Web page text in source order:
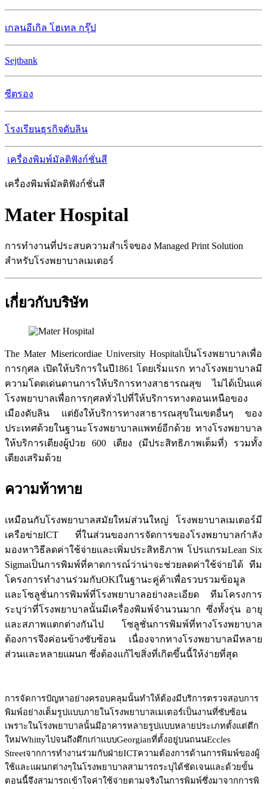
เกลนอีเกิล โฮเทล กรุ๊ป
Sejtbank
ซีตรอง
โรงเรียนธุรกิจดับลิน
เครื่องพิมพ์มัลติฟังก์ชั่นสี
เครื่องพิมพ์มัลติฟังก์ชั่นสี
Mater Hospital
การทำงานที่ประสบความสำเร็จของ Managed Print Solution
สำหรับโรงพยาบาลเมเตอร์
เกี่ยวกับบริษัท
The Mater Misericordiae University Hospitalเป็นโรงพยาบาลเพื่อ
การกุศล เปิดให้บริการในปี1861โดยเริ่มแรก ทางโรงพยาบาลมี
ความโดดเด่นดานการให้บริการทางสาธารณสุข
ไม่ได้เป็นแค่
โรงพยาบาลเพื่อการกุศลทั่วไปที่ให้บริการทางตอนเหนือของ
เมืองดับลิน แต่ยังให้บริการทางสาธารณสุขในเขตอื่นๆ ของ
ประเทศด้วยในฐานะโรงพยาบาลแพทย์อีกด้วย ทางโรงพยาบาล
ให้บริการเตียงผู้ป่วย 600 เตียง (มีประสิทธิภาพเต็มที่) รวมทั้ง
เตียงเสริมด้วย
ความท้าทาย
เหมือนกับโรงพยาบาลสมัยใหม่ส่วนใหญ่ โรงพยาบาลเมเตอร์มี
เครือข่ายICT ที่ในส่วนของการจัดการของโรงพยาบาลกำลัง
มองหาวิธีลดค่าใช้จ่ายและเพิ่มประสิทธิภาพ โปรแกรมLean Six
Sigmaเป็นการพิมพ์ที่คาดการณ์ว่าน่าจะช่วยลดค่าใช้จ่ายได้ ทีม
โครงการทำงานร่วมกับOKIในฐานะคู่ค้าเพื่อรวบรวมข้อมูล
และโซลูชั่นการพิมพ์ที่โรงพยาบาลอย่างละเอียด ทีมโครงการ
ระบุว่าที่โรงพยาบาลนั้นมีเครื่องพิมพ์จำนวนมาก ซึ่งทั้งรุ่น อายุ
และสภาพแตกต่างกันไป โซลูชั่นการพิมพ์ที่ทางโรงพยาบาล
ต้องการจึงค่อนข้างซับซ้อน เนื่องจากทางโรงพยาบาลมีหลาย
ส่วนและหลายแผนก ซึ่งต้องแก้ไขสิ่งที่เกิดขึ้นนี้ให้ง่ายที่สุด
การจัดการปัญหาอย่างครอบคลุมนั้นทำให้ต้องมีบริการตรวจสอบการ
พิมพ์อย่างเต็มรูปแบบภายในโรงพยาบาลเมเตอร์เป็นงานที่ซับซ้อน
เพราะในโรงพยาบาลนั้นมีอาคารหลายรูปแบบหลายประเภทตั้งแต่ตึก
ใหม่Whittyไปจนถึงตึกเก่าแบบGeorgianที่ตั้งอยู่บนถนนEccles
Streetจากการทำงานร่วมกับฝ่ายICTความต้องการด้านการพิมพ์ของผู้
ใช้และแผนกต่างๆในโรงพยาบาลสามารถระบุได้ชัดเจนและด้วยขั้น
ตอนนี้จึงสามารถเข้าใจค่าใช้จ่ายตามจริงในการพิมพ์ซึ่งมาจากการพิ